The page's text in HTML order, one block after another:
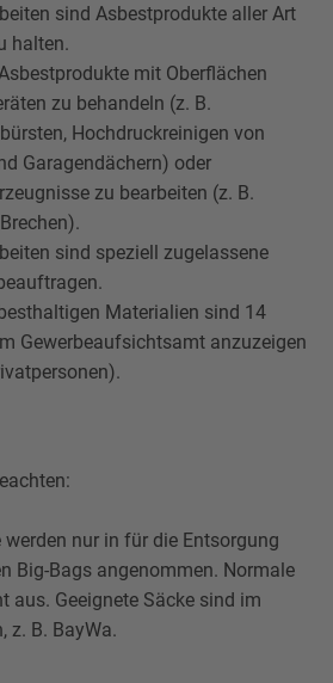
sind Asbestprodukte aller Art
halten.
mit Oberflächen
zu behandeln (z. B.
Hochdruckreinigen von
Garagendächern) oder
zu bearbeiten (z. B.
sind speziell zugelassene
Materialien sind 14
Gewerbeaufsichtsamt anzuzeigen
nur in für die Entsorgung
Big-Bags angenommen. Normale
aus. Geeignete Säcke sind im
z. B. BayWa.